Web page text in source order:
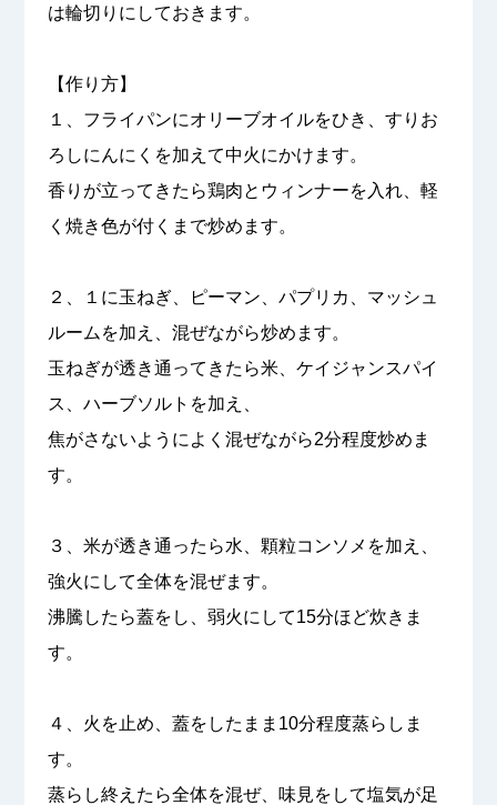
は輪切りにしておきます。
【作り方】
１、フライパンにオリーブオイルをひき、すりお
ろしにんにくを加えて中火にかけます。
香りが立ってきたら鶏肉とウィンナーを入れ、軽
く焼き色が付くまで炒めます。
２、１に玉ねぎ、ピーマン、パプリカ、マッシュ
ルームを加え、混ぜながら炒めます。
玉ねぎが透き通ってきたら米、ケイジャンスパイ
ス、ハーブソルトを加え、
焦がさないようによく混ぜながら2分程度炒めま
す。
３、米が透き通ったら水、顆粒コンソメを加え、
強火にして全体を混ぜます。
沸騰したら蓋をし、弱火にして15分ほど炊きま
す。
４、火を止め、蓋をしたまま10分程度蒸らしま
す。
蒸らし終えたら全体を混ぜ、味見をして塩気が足